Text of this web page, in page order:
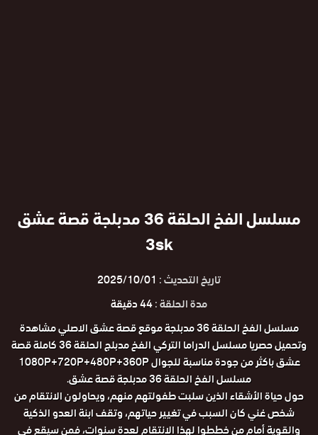
مسلسل الفخ الحلقة 36 مدبلجة قصة عشق
3sk
تاريخ التحديث : 2025/10/01
مدة الحلقة :44 دقيقة
مسلسل الفخ الحلقة 36 مدبلجة موقع قصة عشق الاصلي مشاهدة
وتحميل حصريا مسلسل الدراما التركي الفخ مدبلج الحلقة 36 كاملة قصة
عشق باكثر من جودة مناسبة للجوال 1080P+720P+480P+360P
مسلسل الفخ الحلقة 36 مدبلجة قصة عشق.
حول حياة الأشقاء الذين سلبت طفولتهم منهم، ويحاولون الانتقام من
شخص غني كان السبب في تغيير حياتهم، وتقف ابنة العدو الذكية
والقوية أمام من خططوا لهذا الانتقام لعدة سنوات، فمن سيقع في